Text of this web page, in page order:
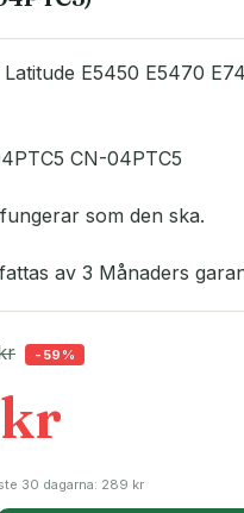
Latitude E5450 E5470
CN-04PTC5
som den ska.
av 3 Månaders
- 59 %
30 dagarna: 289 kr